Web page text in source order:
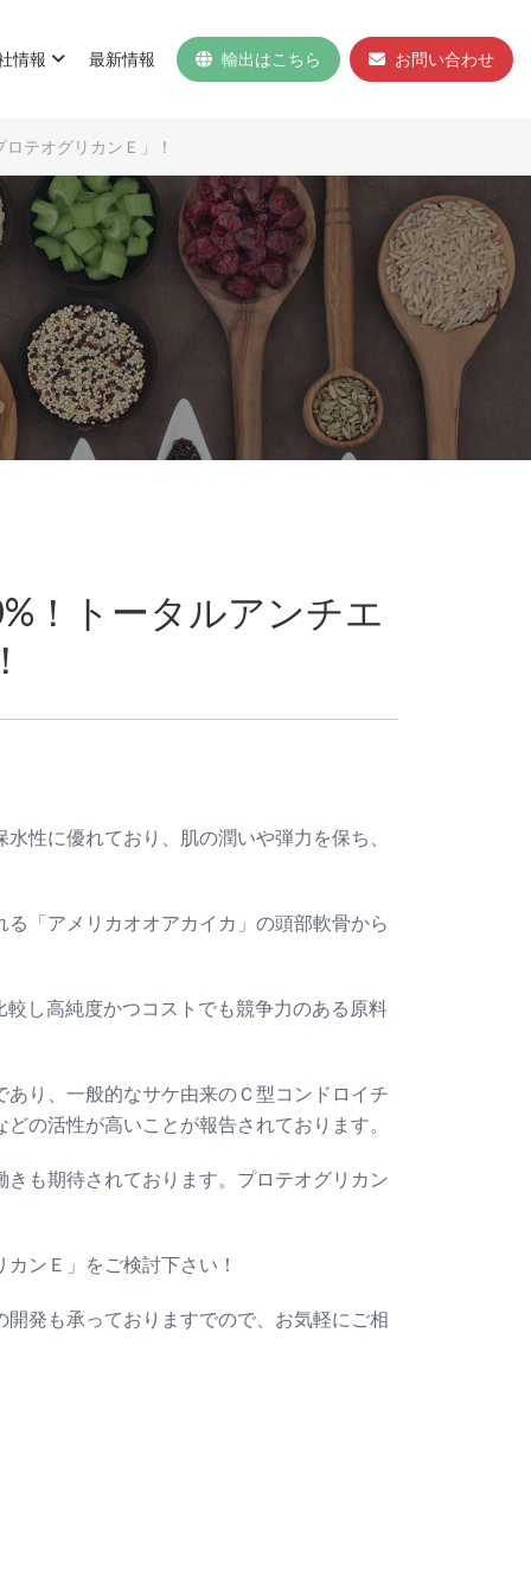
情報 最新情報 輸出はこちら お問い合わせ
テオグリカンＥ」！
！トータルアンチエ
性に優れており、肌の潤いや弾力を保ち、
「アメリカオオアカイカ」の頭部軟骨から
し高純度かつコストでも競争力のある原料
り、一般的なサケ由来のＣ型コンドロイチ
の活性が高いことが報告されております。
も期待されております。プロテオグリカン
ンＥ」をご検討下さい！
発も承っておりますでので、お気軽にご相